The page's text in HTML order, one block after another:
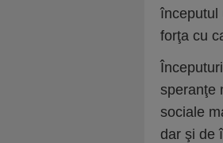
începutul
forţa cu
speranţe
sociale
dar şi de